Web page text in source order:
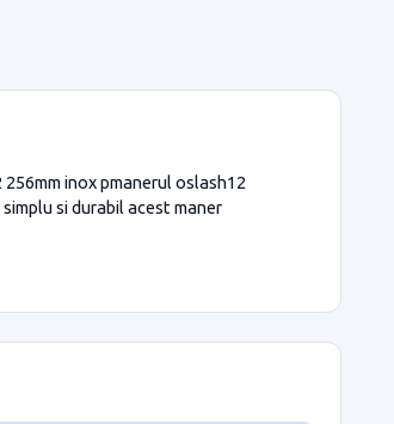
inox pmanerul oslash12
si durabil acest maner